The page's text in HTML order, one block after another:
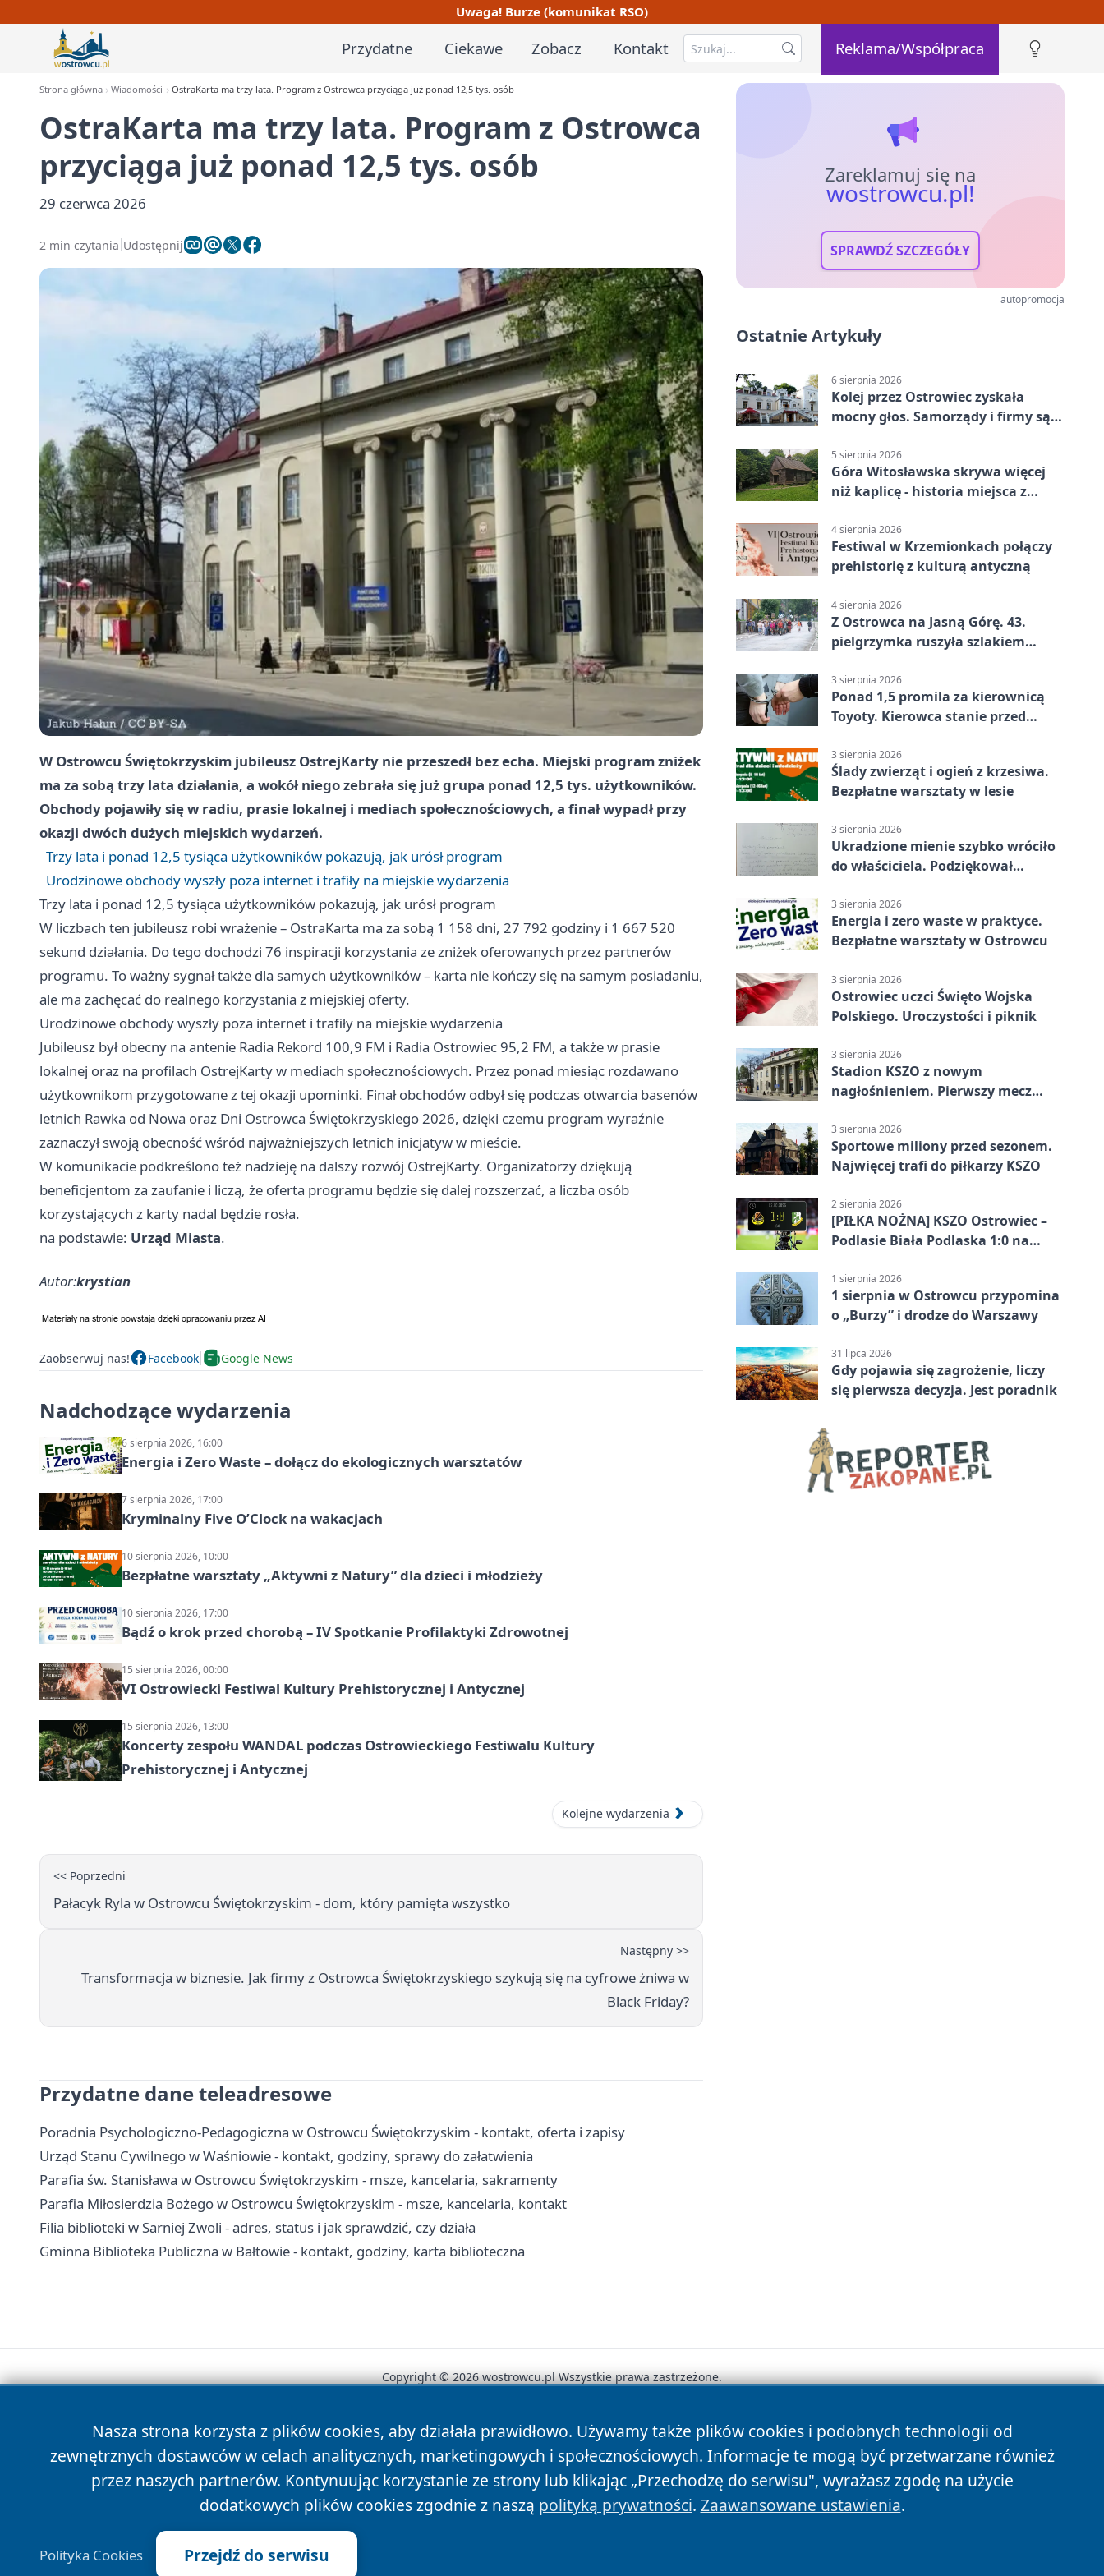
Uwaga! Burze (komunikat RSO)
Przydatne Ciekawe Zobacz Kontakt Reklama/Współpraca
Strona główna Wiadomości OstraKarta ma trzy lata. Program z Ostrowca przyciąga już ponad 12,5 tys. osób
OstraKarta ma trzy lata. Program z Ostrowca
przyciąga już ponad 12,5 tys. osób
29 czerwca 2026
2 min czytania Udostępnij
W Ostrowcu Świętokrzyskim jubileusz OstrejKarty nie przeszedł bez echa. Miejski program zniżek
ma za sobą trzy lata działania, a wokół niego zebrała się już grupa ponad 12,5 tys. użytkowników.
Obchody pojawiły się w radiu, prasie lokalnej i mediach społecznościowych, a finał wypadł przy
okazji dwóch dużych miejskich wydarzeń.
Trzy lata i ponad 12,5 tysiąca użytkowników pokazują, jak urósł program
Urodzinowe obchody wyszły poza internet i trafiły na miejskie wydarzenia
Trzy lata i ponad 12,5 tysiąca użytkowników pokazują, jak urósł program
W liczbach ten jubileusz robi wrażenie – OstraKarta ma za sobą 1 158 dni, 27 792 godziny i 1 667 520
sekund działania. Do tego dochodzi 76 inspiracji korzystania ze zniżek oferowanych przez partnerów
programu. To ważny sygnał także dla samych użytkowników – karta nie kończy się na samym posiadaniu,
ale ma zachęcać do realnego korzystania z miejskiej oferty.
Urodzinowe obchody wyszły poza internet i trafiły na miejskie wydarzenia
Jubileusz był obecny na antenie Radia Rekord 100,9 FM i Radia Ostrowiec 95,2 FM, a także w prasie
lokalnej oraz na profilach OstrejKarty w mediach społecznościowych. Przez ponad miesiąc rozdawano
użytkownikom przygotowane z tej okazji upominki. Finał obchodów odbył się podczas otwarcia basenów
letnich Rawka od Nowa oraz Dni Ostrowca Świętokrzyskiego 2026, dzięki czemu program wyraźnie
zaznaczył swoją obecność wśród najważniejszych letnich inicjatyw w mieście.
W komunikacie podkreślono też nadzieję na dalszy rozwój OstrejKarty. Organizatorzy dziękują
beneficjentom za zaufanie i liczą, że oferta programu będzie się dalej rozszerzać, a liczba osób
korzystających z karty nadal będzie rosła.
na podstawie: Urząd Miasta.
Autor:krystian
Zaobserwuj nas! Facebook Google News
Nadchodzące wydarzenia
6 sierpnia 2026, 16:00
Energia i Zero Waste – dołącz do ekologicznych warsztatów
7 sierpnia 2026, 17:00
Kryminalny Five O’Clock na wakacjach
10 sierpnia 2026, 10:00
Bezpłatne warsztaty „Aktywni z Natury” dla dzieci i młodzieży
10 sierpnia 2026, 17:00
Bądź o krok przed chorobą – IV Spotkanie Profilaktyki Zdrowotnej
15 sierpnia 2026, 00:00
VI Ostrowiecki Festiwal Kultury Prehistorycznej i Antycznej
15 sierpnia 2026, 13:00
Koncerty zespołu WANDAL podczas Ostrowieckiego Festiwalu Kultury
Prehistorycznej i Antycznej
Kolejne wydarzenia
<< Poprzedni
Pałacyk Ryla w Ostrowcu Świętokrzyskim - dom, który pamięta wszystko
Następny >>
Transformacja w biznesie. Jak firmy z Ostrowca Świętokrzyskiego szykują się na cyfrowe żniwa w
Black Friday?
Przydatne dane teleadresowe
Poradnia Psychologiczno-Pedagogiczna w Ostrowcu Świętokrzyskim - kontakt, oferta i zapisy
Urząd Stanu Cywilnego w Waśniowie - kontakt, godziny, sprawy do załatwienia
Parafia św. Stanisława w Ostrowcu Świętokrzyskim - msze, kancelaria, sakramenty
Parafia Miłosierdzia Bożego w Ostrowcu Świętokrzyskim - msze, kancelaria, kontakt
Filia biblioteki w Sarniej Zwoli - adres, status i jak sprawdzić, czy działa
Gminna Biblioteka Publiczna w Bałtowie - kontakt, godziny, karta biblioteczna
Zareklamuj się na
wostrowcu.pl!
SPRAWDŹ SZCZEGÓŁY
autopromocja
Ostatnie Artykuły
6 sierpnia 2026
Kolej przez Ostrowiec zyskała
mocny głos. Samorządy i firmy są
5 sierpnia 2026
Góra Witosławska skrywa więcej
niż kaplicę - historia miejsca z
4 sierpnia 2026
Festiwal w Krzemionkach połączy
prehistorię z kulturą antyczną
4 sierpnia 2026
Z Ostrowca na Jasną Górę. 43.
pielgrzymka ruszyła szlakiem
3 sierpnia 2026
Ponad 1,5 promila za kierownicą
Toyoty. Kierowca stanie przed
3 sierpnia 2026
Ślady zwierząt i ogień z krzesiwa.
Bezpłatne warsztaty w lesie
3 sierpnia 2026
Ukradzione mienie szybko wróciło
do właściciela. Podziękował
3 sierpnia 2026
Energia i zero waste w praktyce.
Bezpłatne warsztaty w Ostrowcu
3 sierpnia 2026
Ostrowiec uczci Święto Wojska
Polskiego. Uroczystości i piknik
3 sierpnia 2026
Stadion KSZO z nowym
nagłośnieniem. Pierwszy mecz
3 sierpnia 2026
Sportowe miliony przed sezonem.
Najwięcej trafi do piłkarzy KSZO
2 sierpnia 2026
[PIŁKA NOŻNA] KSZO Ostrowiec –
Podlasie Biała Podlaska 1:0 na
(Grupa IV)
1 sierpnia 2026
1 sierpnia w Ostrowcu przypomina
o „Burzy” i drodze do Warszawy
31 lipca 2026
Gdy pojawia się zagrożenie, liczy
się pierwsza decyzja. Jest poradnik
Nasza strona korzysta z plików cookies, aby działała prawidłowo. Używamy także plików cookies i podobnych technologii od
zewnętrznych dostawców w celach analitycznych, marketingowych i społecznościowych. Informacje te mogą być przetwarzane również
przez naszych partnerów. Kontynuując korzystanie ze strony lub klikając „Przechodzę do serwisu", wyrażasz zgodę na użycie
dodatkowych plików cookies zgodnie z naszą polityką prywatności. Zaawansowane ustawienia.
Polityka Cookies Przejdź do serwisu
Copyright © 2026 wostrowcu.pl Wszystkie prawa zastrzeżone.
News Autorzy Polityka Prywatności Polityka Cookies